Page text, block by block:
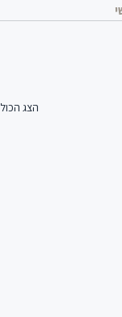
הצג הכול